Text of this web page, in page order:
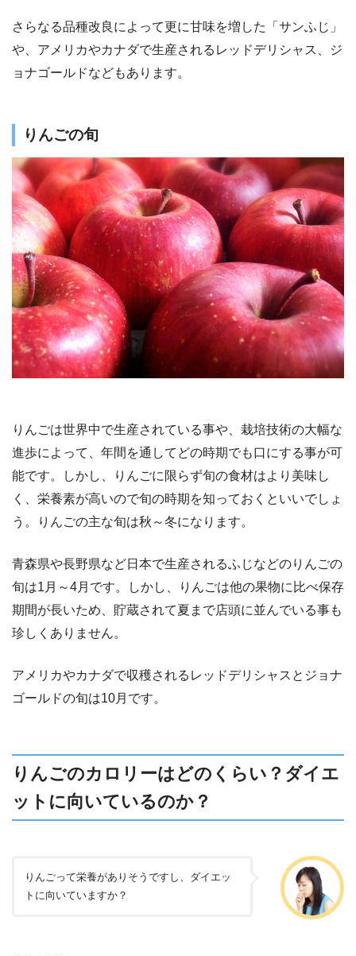
さらなる品種改良によって更に甘味を増した「サンふじ」
や、アメリカやカナダで生産されるレッドデリシャス、ジ
ョナゴールドなどもあります。
りんごの旬
りんごは世界中で生産されている事や、栽培技術の大幅な
進歩によって、年間を通してどの時期でも口にする事が可
能です。しかし、りんごに限らず旬の食材はより美味し
く、栄養素が高いので旬の時期を知っておくといいでしょ
う。りんごの主な旬は秋～冬になります。
青森県や長野県など日本で生産されるふじなどのりんごの
旬は1月～4月です。しかし、りんごは他の果物に比べ保存
期間が長いため、貯蔵されて夏まで店頭に並んでいる事も
珍しくありません。
アメリカやカナダで収穫されるレッドデリシャスとジョナ
ゴールドの旬は10月です。
りんごのカロリーはどのくらい？ダイエ
ットに向いているのか？
りんごって栄養がありそうですし、ダイエッ
トに向いていますか？